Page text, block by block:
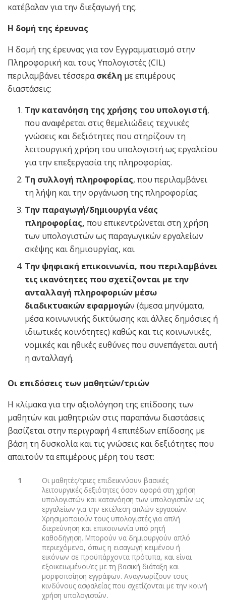
κατέβαλαν για την διεξαγωγή της.
Η δομή της έρευνας
Η δομή της έρευνας για τον Eγγραμματισμό στην
Πληροφορική και τους Υπολογιστές (CIL)
περιλαμβάνει τέσσερασκέλη με επιμέρους
διαστάσεις:
Την κατανόηση της χρήσης του υπολογιστή,
που αναφέρεται στις θεμελιώδεις τεχνικές
γνώσεις και δεξιότητες που στηρίζουν τη
λειτουργική χρήση του υπολογιστή ως εργαλείου
για την επεξεργασία της πληροφορίας.
Τη συλλογή πληροφορίας, που περιλαμβάνει
τη λήψη και την οργάνωση της πληροφορίας.
Την παραγωγή/δημιουργία νέας
πληροφορίας, που επικεντρώνεται στη χρήση
των υπολογιστών ως παραγωγικών εργαλείων
σκέψης και δημιουργίας, και
Την ψηφιακή επικοινωνία, που περιλαμβάνει
τις ικανότητες που σχετίζονται με την
ανταλλαγή πληροφοριών μέσω
διαδικτυακών εφαρμογών (άμεσα μηνύματα,
μέσα κοινωνικής δικτύωσης και άλλες δημόσιες ή
ιδιωτικές κοινότητες) καθώς και τις κοινωνικές,
νομικές και ηθικές ευθύνες που συνεπάγεται αυτή
η ανταλλαγή.
Οι επιδόσεις των μαθητών/τριών
Η κλίμακα για την αξιολόγηση της επίδοσης των
μαθητών και μαθητριών στις παραπάνω διαστάσεις
βασίζεται στην περιγραφή 4 επιπέδων επίδοσης με
βάση τη δυσκολία και τις γνώσεις και δεξιότητες που
απαιτούν τα επιμέρους μέρη του τεστ:
1
Οι μαθητές/τριες επιδεικνύουν βασικές
λειτουργικές δεξιότητες όσον αφορά στη χρήση
υπολογιστών και κατανόηση των υπολογιστών ως
εργαλείων για την εκτέλεση απλών εργασιών.
Χρησιμοποιούν τους υπολογιστές για απλή
διερεύνηση και επικοινωνία υπό ρητή
καθοδήγηση. Μπορούν να δημιουργούν απλό
περιεχόμενο, όπως η εισαγωγή κειμένου ή
εικόνων σε προϋπάρχοντα πρότυπα, και είναι
εξοικειωμένοι/ες με τη βασική διάταξη και
μορφοποίηση εγγράφων. Αναγνωρίζουν τους
κινδύνους ασφαλείας που σχετίζονται με την κοινή
χρήση υπολογιστών.